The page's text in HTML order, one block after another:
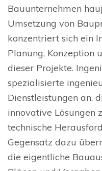
Bauunternehmen
Umsetzung von
konzentriert sich ein
Planung, Konzeption
dieser Projekte.
spezialisierte
Dienstleistungen an,
innovative Lösungen
technische
Gegensatz dazu
die eigentliche